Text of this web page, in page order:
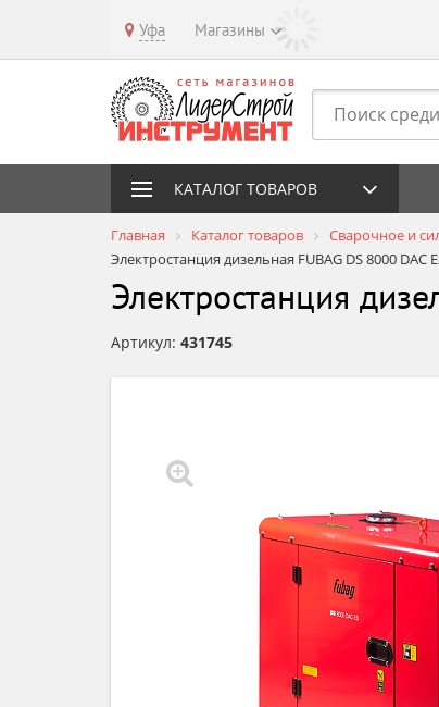
Уфа Магазины
КАТАЛОГ ТОВАРОВ
Главная Каталог товаров Сварочное и
Электростанция дизельная FUBAG DS 8000 DAC
Электростанция
Артикул: 431745